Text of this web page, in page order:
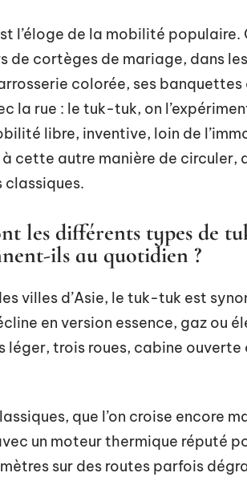
l’éloge de la mobilité
de cortèges de mariage, dans
colorée, ses
la rue : le tuk-tuk, on
libre, inventive, loin de
à cette autre manière de
les différents types de
ils au quotidien ?
villes d’Asie, le tuk-tuk est
en version essence, gaz ou
léger, trois roues, cabine
que l’on croise encore
un moteur thermique réputé
sur des routes parfois